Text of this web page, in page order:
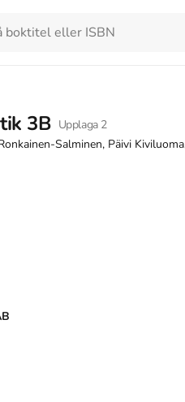
3B Upplaga 2
Salminen, Päivi